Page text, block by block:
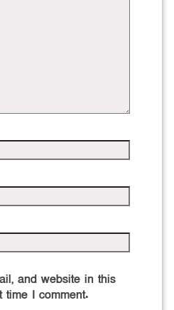
and website in this
time I comment.